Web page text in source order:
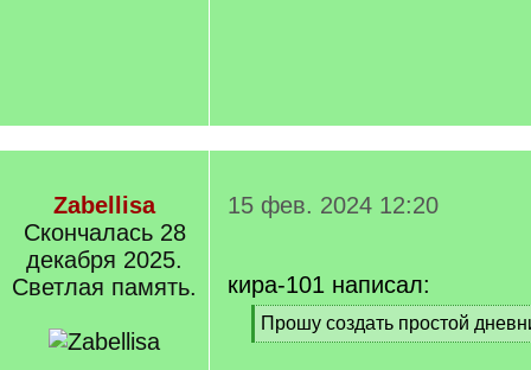
Zabellisa
Cкончалась 28
декабря 2025.
Светлая память.
15 фев. 2024 12:20
кира-101 написал:
[
q
Прошу создать простой
[